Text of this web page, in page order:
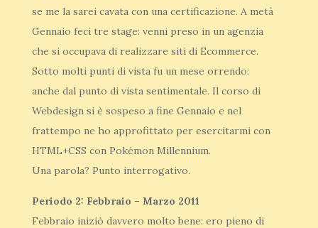
se me la sarei cavata con una certificazione. A metà
Gennaio feci tre stage: venni preso in un agenzia
che si occupava di realizzare siti di Ecommerce.
Sotto molti punti di vista fu un mese orrendo:
anche dal punto di vista sentimentale. Il corso di
Webdesign si è sospeso a fine Gennaio e nel
frattempo ne ho approfittato per esercitarmi con
HTML+CSS con Pokémon Millennium.
Una parola? Punto interrogativo.
Periodo 2: Febbraio – Marzo 2011
Febbraio iniziò davvero molto bene: ero pieno di